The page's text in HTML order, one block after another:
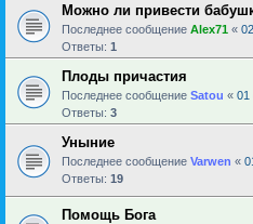
Можно ли привести
Последнее сообщение Alex71 «
Ответы: 1
Плоды причастия
Последнее сообщение Satou « 01
Ответы: 3
Уныние
Последнее сообщение Varwen «
Ответы: 19
Помощь Бога